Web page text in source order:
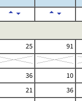
25 91
36 10
21 36